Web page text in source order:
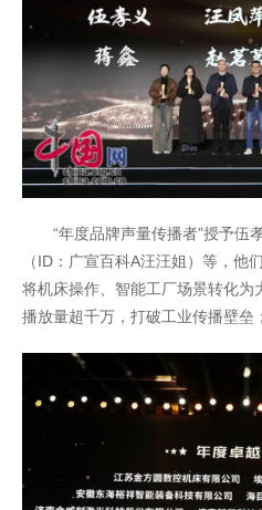
“年度品牌声量传播者”授予伍
（ID：广宣百科A汪汪姐）等，他
将机床操作、智能工厂场景转化为
播放量超千万，打破工业传播壁垒；